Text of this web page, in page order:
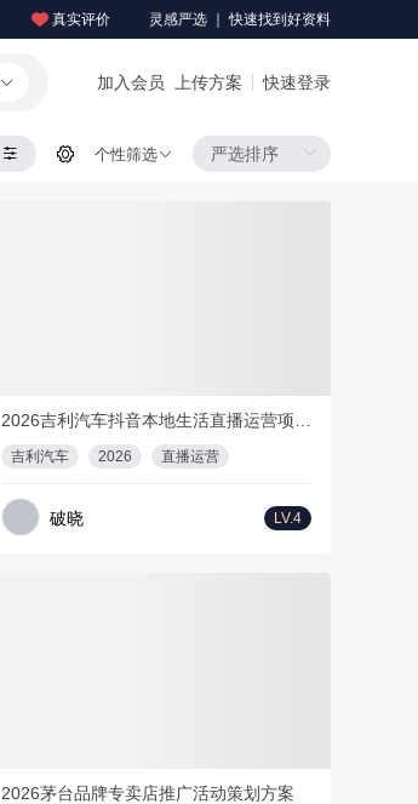
真实评价 灵感严选 ｜ 快速找到好资料
加入会员 上传方案 快速登录
个性筛选
2026吉利汽车抖音本地生活直播运营项目方案
吉利汽车 2026 直播运营
破晓 LV.4
2026茅台品牌专卖店推广活动策划方案